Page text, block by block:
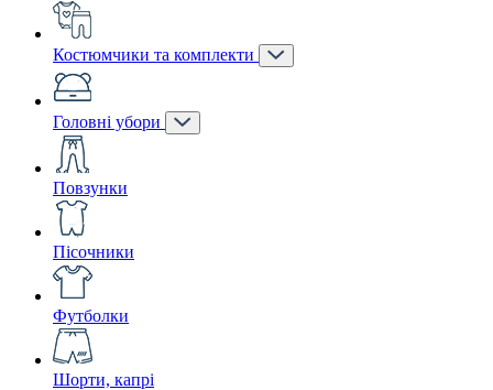
Костюмчики та комплекти
Головні убори
Повзунки
Пісочники
Футболки
Шорти, капрі